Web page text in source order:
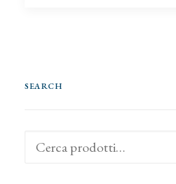
SEARCH
Cerca: